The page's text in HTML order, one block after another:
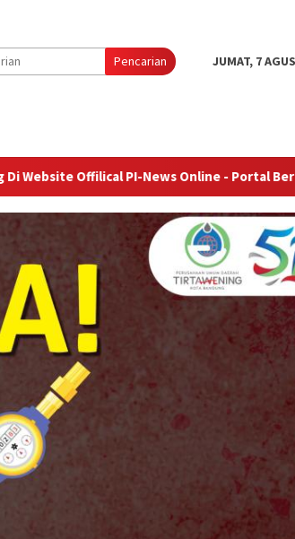
Pencarian
JUMAT, 7
PI-News Online - Portal Berita Terupdate